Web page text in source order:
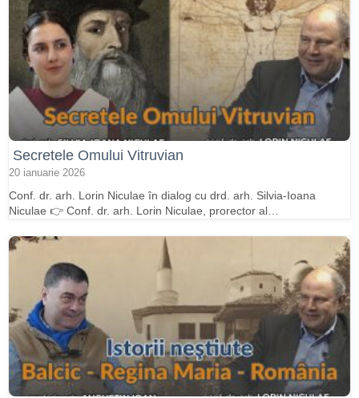
Secretele Omului Vitruvian
20 ianuarie 2026
Conf. dr. arh. Lorin Niculae în dialog cu drd. arh. Silvia-Ioana
Niculae 👉 Conf. dr. arh. Lorin Niculae, prorector al…